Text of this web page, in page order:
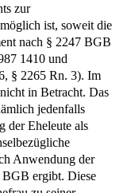
zur
ist, soweit die
nach § 2247 BGB
1410 und
§ 2265 Rn. 3). Im
in Betracht. Das
jedenfalls
der Eheleute als
Anwendung der
ergibt. Diese